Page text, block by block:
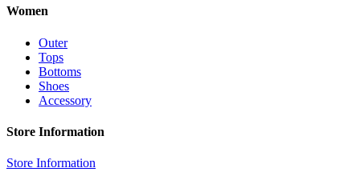
Women
Outer
Tops
Bottoms
Shoes
Accessory
Store Information
Store Information